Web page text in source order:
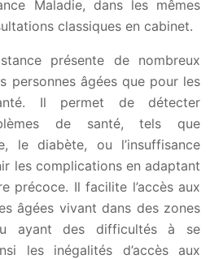
Maladie, dans les mêmes
classiques en cabinet.
présente de nombreux
personnes âgées que pour les
Il permet de détecter
de santé, tels que
le diabète, ou l’insuffisance
les complications en adaptant
précoce. Il facilite l’accès aux
âgées vivant dans des zones
ayant des difficultés à se
les inégalités d’accès aux